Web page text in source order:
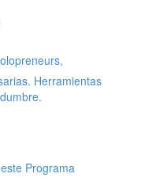
Herramientas
Programa